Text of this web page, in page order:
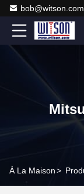
bob@witson.com
À La Maison>